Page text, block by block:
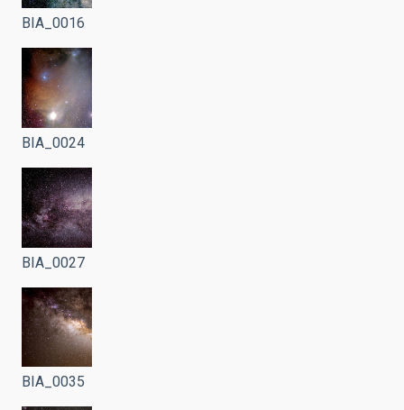
BIA_0016
BIA_0024
BIA_0027
BIA_0035